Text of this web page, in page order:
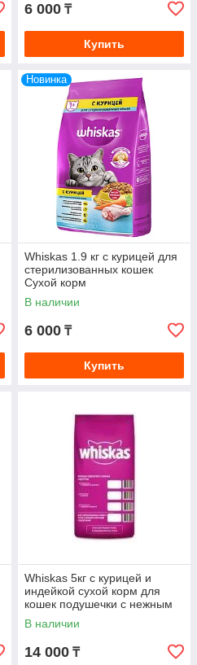
6 000 ₸
Купить
Новинка
Whiskas 1.9 кг с курицей для
стерилизованных кошек
Сухой корм
В наличии
6 000 ₸
Купить
Whiskas 5кг с курицей и
индейкой сухой корм для
кошек подушечки с нежным
паштетом (Вискас)
В наличии
14 000 ₸